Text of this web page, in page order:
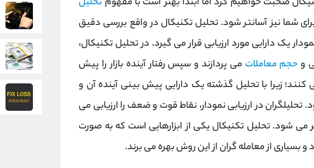
شما نیز آسانتر شود. تحلیل تکنیکال در واقع بررسی دقیق
یک دارایی مورد ارزیابی قرار می گیرد. در تحلیل تکنیکال،
و حجم معاملات می ‌پردازند و سپس رفتار آینده بازار را پیش
زیرا با تحلیل گذشته یک دارایی پیش بینی آینده آن و
در ارزیابی نمودار، نقاط قوت و ضعف را ارزیابی می
می شود. تحلیل تکنیکال یکی از ابزارهایی است که به صورت
از معامله گران از این روش بهره می برند.